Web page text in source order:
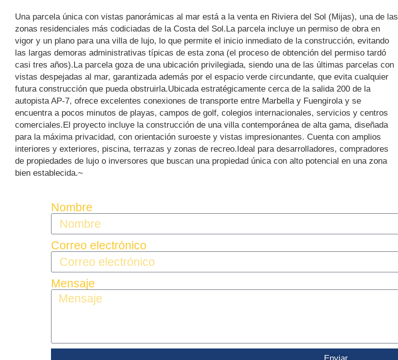
Una parcela única con vistas panorámicas al mar está a la venta en Riviera del Sol (Mijas), una de las
zonas residenciales más codiciadas de la Costa del Sol.La parcela incluye un permiso de obra en
vigor y un plano para una villa de lujo, lo que permite el inicio inmediato de la construcción, evitando
las largas demoras administrativas típicas de esta zona (el proceso de obtención del permiso tardó
casi tres años).La parcela goza de una ubicación privilegiada, siendo una de las últimas parcelas con
vistas despejadas al mar, garantizada además por el espacio verde circundante, que evita cualquier
futura construcción que pueda obstruirla.Ubicada estratégicamente cerca de la salida 200 de la
autopista AP-7, ofrece excelentes conexiones de transporte entre Marbella y Fuengirola y se
encuentra a pocos minutos de playas, campos de golf, colegios internacionales, servicios y centros
comerciales.El proyecto incluye la construcción de una villa contemporánea de alta gama, diseñada
para la máxima privacidad, con orientación suroeste y vistas impresionantes. Cuenta con amplios
interiores y ‌exteriores, ‌piscina, ‌terrazas ‌y zonas ‌de ‌recreo.Ideal ‌para ‌desarrolladores, ‌compradores
de ‌propiedades de lujo o ‌inversores ‌que buscan ‌una ‌propiedad ‌única con alto ‌potencial ‌en ‌una ‌zona
‌bien ‌establecida.~
Nombre
Correo electrónico
Mensaje